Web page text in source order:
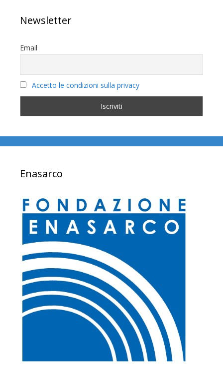
Newsletter
Email
Accetto le condizioni sulla privacy
Enasarco